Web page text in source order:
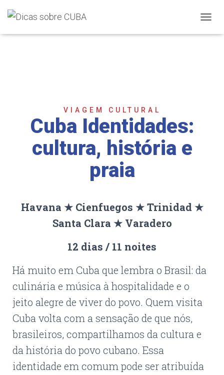
L
VIAGEM CULTURAL
Cuba Identidades:
cultura, história e
praia
Havana ★ Cienfuegos ★ Trinidad ★
Santa Clara ★ Varadero
12 dias / 11 noites
Há muito em Cuba que lembra o Brasil: da
culinária e música à hospitalidade e o
jeito alegre de viver do povo. Quem visita
Cuba volta com a sensação de que nós,
brasileiros, compartilhamos da cultura e
da história do povo cubano. Essa
identidade em comum pode ser atribuída